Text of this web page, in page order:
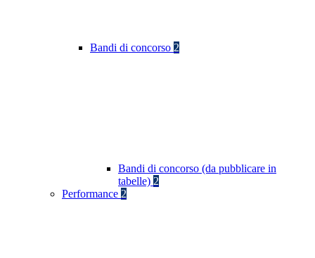
Bandi di concorso 2
Bandi di concorso (da pubblicare in
tabelle) 2
Performance 2